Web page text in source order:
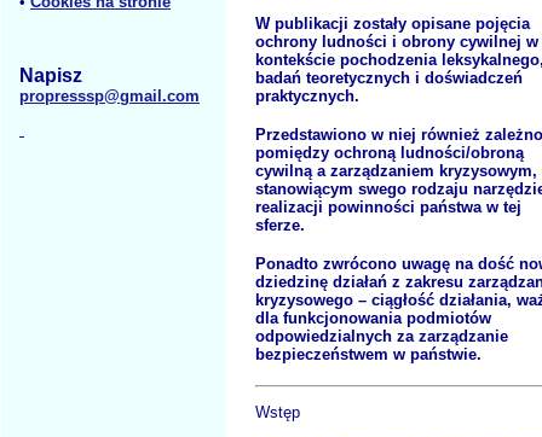
Napisz
propresssp@gmail.com
W publikacji zostały opisane pojęcia
ochrony ludności i obrony cywilnej w
kontekście pochodzenia
badań teoretycznych i doświadczeń
praktycznych.
Przedstawiono w niej również
pomiędzy ochroną ludności/obroną
cywilną a zarządzaniem kryzysowym,
stanowiącym swego rodzaju
realizacji powinności państwa w tej
sferze.
Ponadto zwrócono uwagę na dość
dziedzinę działań z zakresu
kryzysowego – ciągłość działania,
dla funkcjonowania podmiotów
odpowiedzialnych za zarządzanie
bezpieczeństwem w państwie.
Wstęp